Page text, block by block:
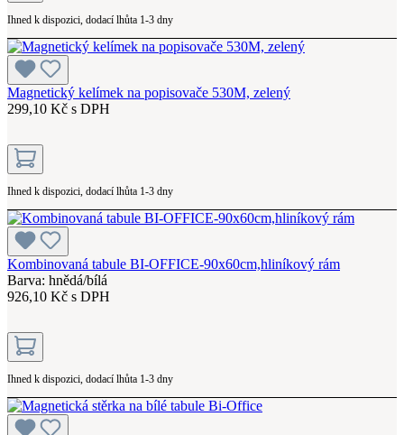
Ihned k dispozici, dodací lhůta 1-3 dny
Magnetický kelímek na popisovače 530M, zelený
299,10 Kč s DPH
Ihned k dispozici, dodací lhůta 1-3 dny
Kombinovaná tabule BI-OFFICE-90x60cm,hliníkový rám
Barva: hnědá/bílá
926,10 Kč s DPH
Ihned k dispozici, dodací lhůta 1-3 dny